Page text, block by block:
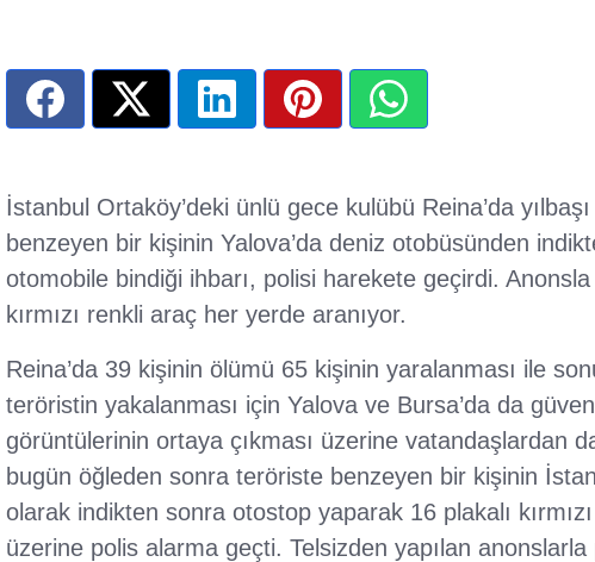
İstanbul Ortaköy’deki ünlü gece kulübü Reina’da
benzeyen bir kişinin Yalova’da deniz otobüsünden
otomobile bindiği ihbarı, polisi harekete geçirdi.
kırmızı renkli araç her yerde aranıyor.
Reina’da 39 kişinin ölümü 65 kişinin yaralanması ile
teröristin yakalanması için Yalova ve Bursa’da da
görüntülerinin ortaya çıkması üzerine vatandaşlardan
bugün öğleden sonra teröriste benzeyen bir kişinin
olarak indikten sonra otostop yaparak 16 plakalı
üzerine polis alarma geçti. Telsizden yapılan